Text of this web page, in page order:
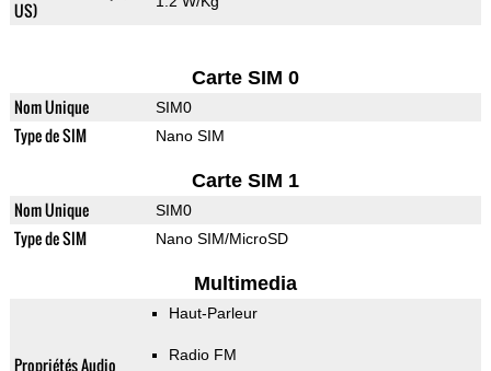
US)
Carte SIM 0
Nom Unique SIM0
Type de SIM Nano SIM
Carte SIM 1
Nom Unique SIM0
Type de SIM Nano SIM/MicroSD
Multimedia
Propriétés Audio
Haut-Parleur
Radio FM